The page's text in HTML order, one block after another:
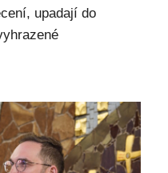
upadají do